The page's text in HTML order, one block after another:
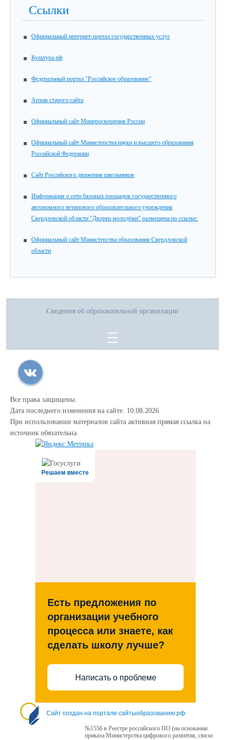
Ссылки
Официальный интернет-портал государственных услуг
Культура.рф
Федеральный портал "Российское образование"
Архив старого сайта
Официальный сайт Минпросвещения России
Официальный сайт Министерства науки и высшего образования
Российской Федерации
Сайт Российского движения школьников
Информация о сети базовых площадок государственного
автономного нетипового образовательного учреждения
Свердловской области "Дворец молодёжи" размещена по ссылке:
Официальный сайт Министерства образования Свердловской
области
Сведения об образовательной организации
Все права защищены.
Дата последнего изменения на сайте: 10.08.2026
При использовании материалов сайта активная прямая ссылка на
источник обязательна
Решаем вместе
Есть предложения по
организации учебного
процесса или знаете, как
сделать школу лучше?
Написать о проблеме
Сайт создан на портале сайтыобразованию.рф
№1556 в Реестре российского ПО (на основании
приказа Министерства цифрового развития, связи